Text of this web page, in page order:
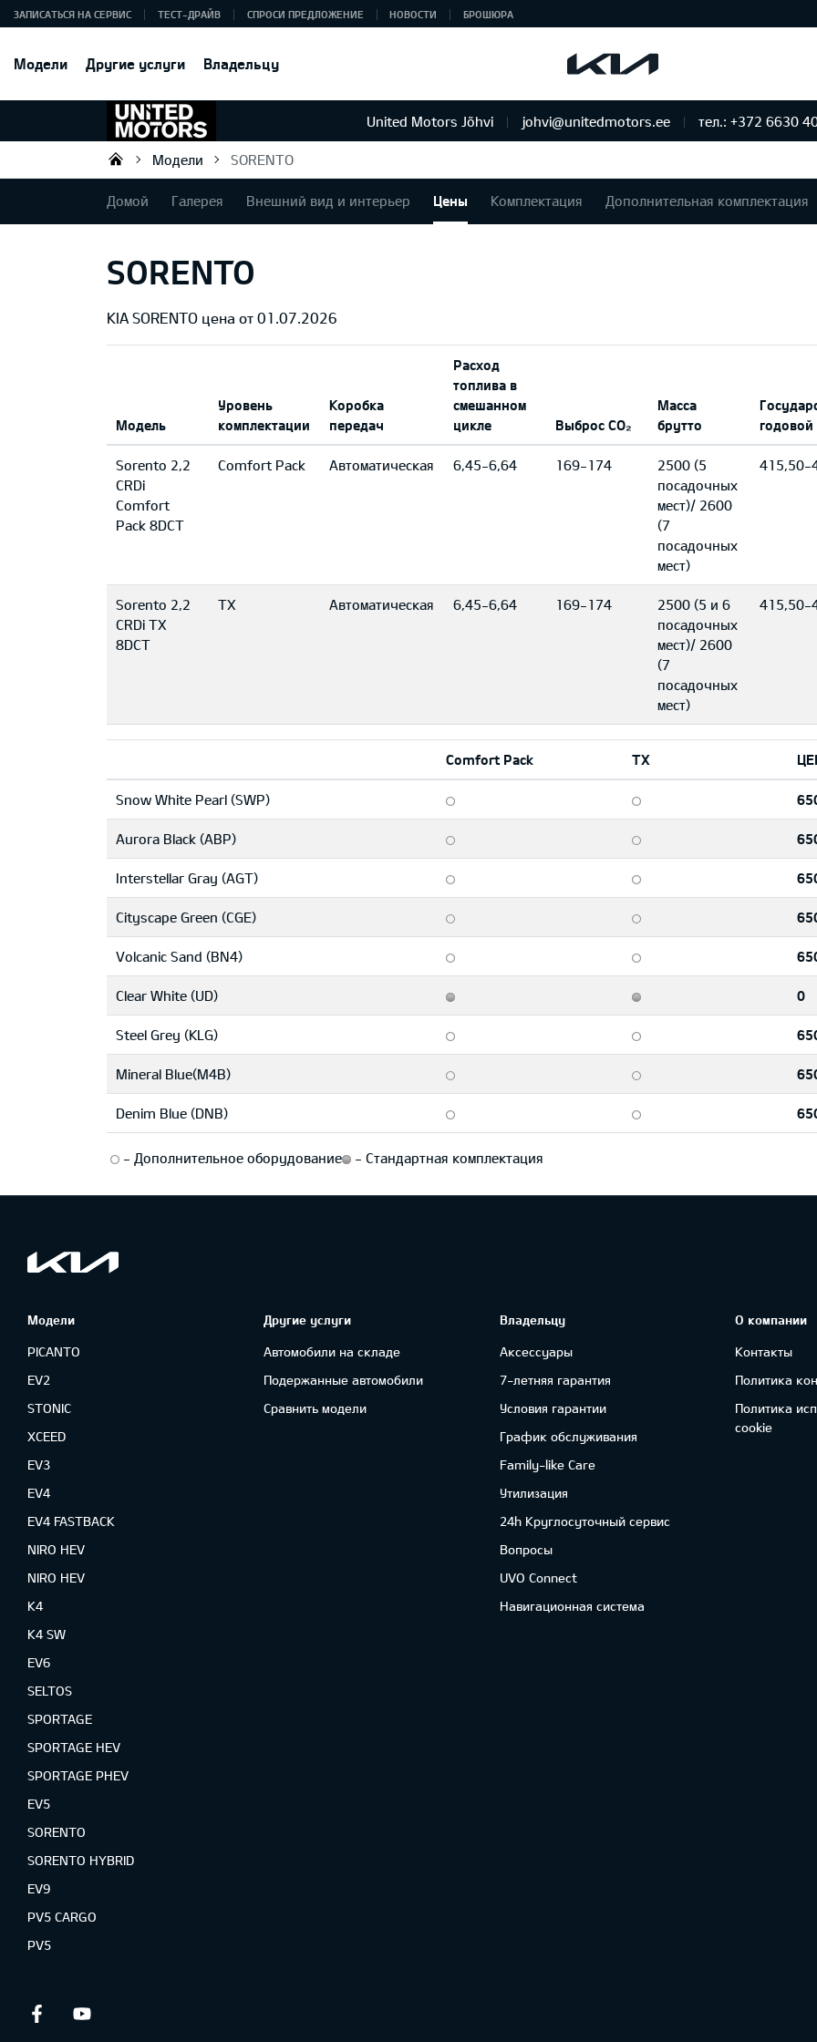
Модели Другие услуги Владельцу
ЗАПИСАТЬСЯ НА СЕРВИС ТЕСТ-ДРАЙВ СПРОСИ ПРЕДЛОЖЕНИЕ НОВОСТИ БРОШЮРА
United Motors Jõhvi johvi@unitedmotors.ee тел.: +372 6630
KIA DEALER MOTORS AS
Модели SORENTO
Домой Галерея Внешний вид и интерьер Цены Комплектация Дополнительная комплектация
SORENTO
KIA SORENTO цена от 01.07.2026
Модель
Уровень
комплектации
Коробка
передач
Расход
топлива в
смешанном
цикле
Выброс CO₂
Масса
брутто
годовой
Sorento 2,2
CRDi
Comfort
Pack 8DCT
Comfort Pack Автоматическая 6,45-6,64 169-174
2500 (5
посадочных
мест)/ 2600
(7
посадочных
мест)
415,50-
Sorento 2,2
CRDi TX
8DCT
TX Автоматическая 6,45-6,64 169-174
2500 (5 и 6
посадочных
мест)/ 2600
(7
посадочных
мест)
415,50-
Comfort Pack TX
Snow White Pearl (SWP)
Aurora Black (ABP)
Interstellar Gray (AGT)
Cityscape Green (CGE)
Volcanic Sand (BN4)
Clear White (UD) 0
Steel Grey (KLG)
Mineral Blue(M4B)
Denim Blue (DNB)
- Дополнительное оборудование - Стандартная комплектация
Модели
PICANTO
EV2
STONIC
XCEED
EV3
EV4
EV4 FASTBACK
NIRO HEV
NIRO HEV
K4
K4 SW
EV6
SELTOS
SPORTAGE
SPORTAGE HEV
SPORTAGE PHEV
EV5
SORENTO
SORENTO HYBRID
EV9
PV5 CARGO
PV5
Другие услуги
Автомобили на складе
Подержанные автомобили
Сравнить модели
Владельцу
Аксессуары
7-летняя гарантия
Условия гарантии
График обслуживания
Family-like Care
Утилизация
24h Круглосуточный сервис
Вопросы
UVO Connect
Навигационная система
О компании
Контакты
Политика
Политика
cookie
Facebook